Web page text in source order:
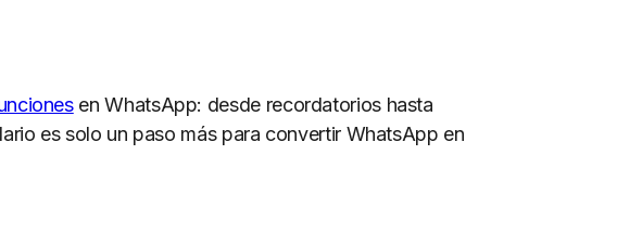
en WhatsApp: desde recordatorios hasta
es solo un paso más para convertir WhatsApp en